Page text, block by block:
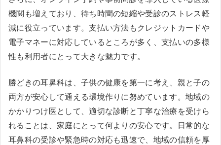
機関も増えており、待ち時間の短縮や受診のストレス軽
減に役立っています。支払い方法もクレジットカードや
電子マネーに対応しているところが多く、支払いの多様
性も利用者にとって大きな魅力です。
勝どきの耳鼻科は、子供の健康を第一に考え、親と子の
両方が安心して通える環境作りに努めています。地域の
かかりつけ医として、適切な診断と丁寧な治療を受けら
れることは、家庭にとって何よりの安心です。日常的な
耳鼻科の受診や緊急時の対応も迅速で、地域の信頼を厚